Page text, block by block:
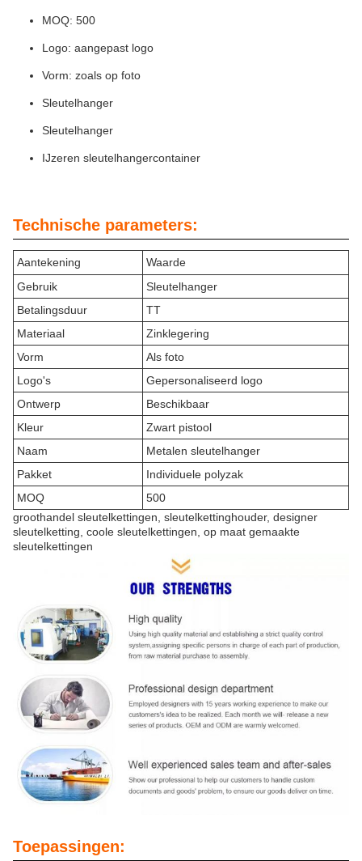
MOQ: 500
Logo: aangepast logo
Vorm: zoals op foto
Sleutelhanger
Sleutelhanger
IJzeren sleutelhangercontainer
Technische parameters:
Aantekening
Waarde
Gebruik
Sleutelhanger
Betalingsduur
TT
Materiaal
Zinklegering
Vorm
Als foto
Logo's
Gepersonaliseerd logo
Ontwerp
Beschikbaar
Kleur
Zwart pistool
Naam
Metalen sleutelhanger
Pakket
Individuele polyzak
MOQ
500
groothandel sleutelkettingen, sleutelkettinghouder, designer
sleutelketting, coole sleutelkettingen, op maat gemaakte
sleutelkettingen
Toepassingen: